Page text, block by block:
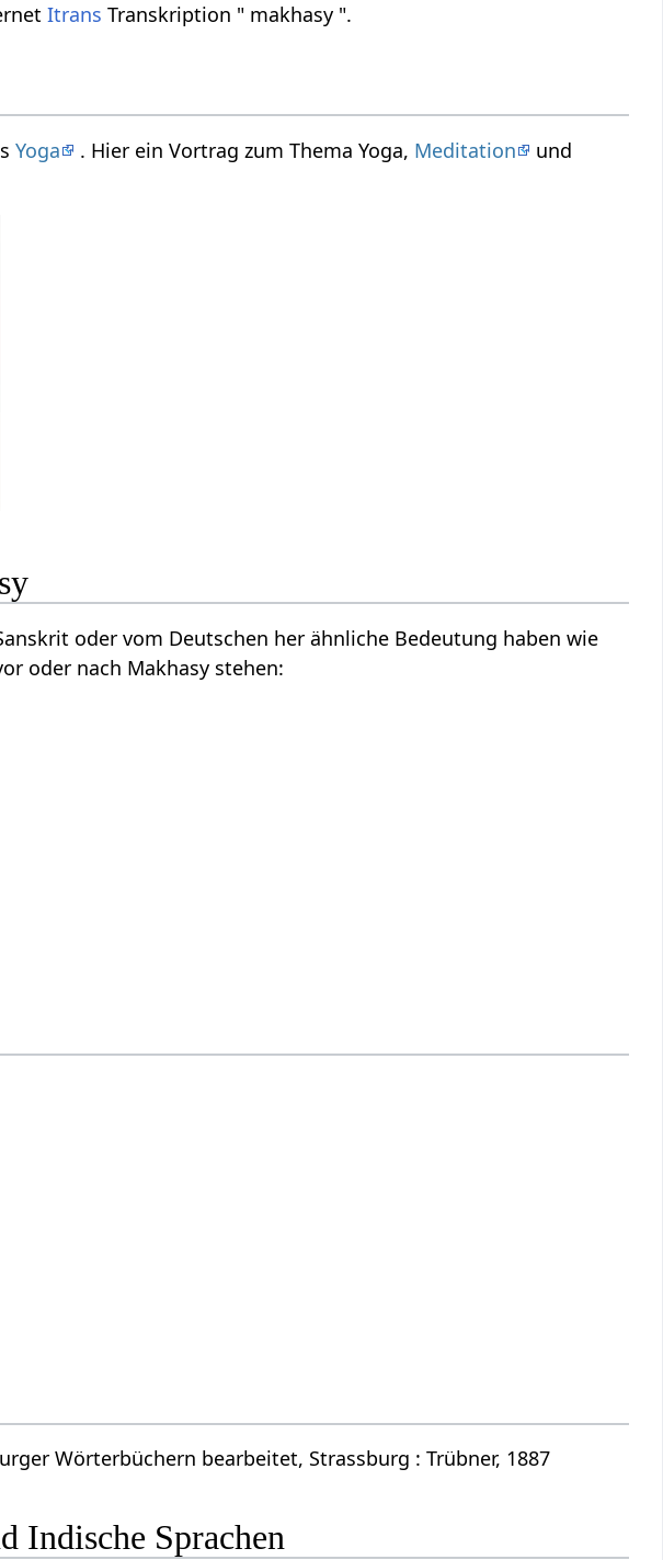
Itrans Transkription " makhasy ".
Yoga . Hier ein Vortrag zum Thema Yoga, Meditation
und
oder vom Deutschen her ähnliche Bedeutung haben wie
oder nach Makhasy stehen:
Wörterbüchern bearbeitet, Strassburg : Trübner, 1887
Indische Sprachen